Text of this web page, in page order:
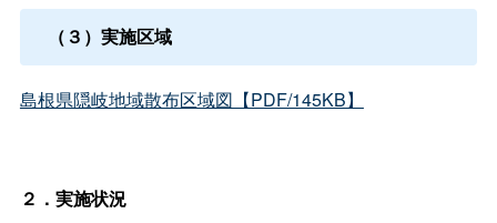
（３）実施区域
島根県隠岐地域散布区域図【PDF/145KB】
２．実施状況